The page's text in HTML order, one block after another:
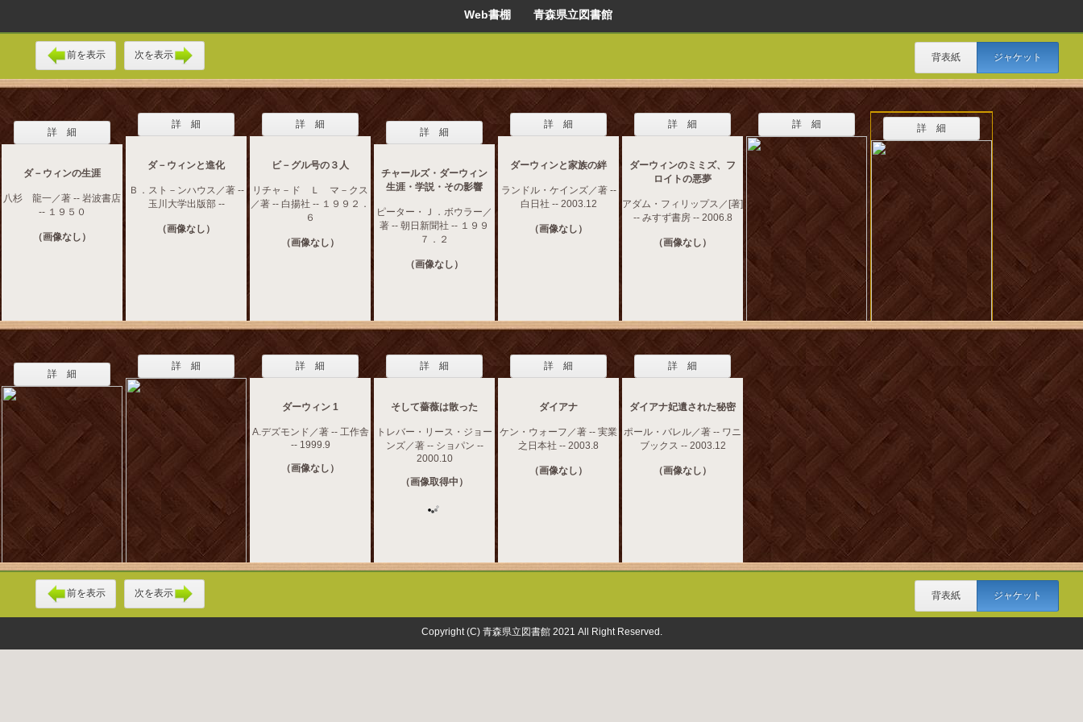
Web書棚 青森県立図書館
前を表示 次を表示 背表紙 ジャケット
詳 細
ダ－ウィンの生涯
八杉 龍一／著 -- 岩波書店
-- １９５０
（画像なし）
詳 細
ダ－ウィンと進化
Ｂ．スト－ンハウス／著 --
玉川大学出版部 --
（画像なし）
詳 細
ビ－グル号の３人
リチャ－ド Ｌ マ－クス
／著 -- 白揚社 -- １９９２．
６
（画像なし）
詳 細
チャールズ・ダーウィン
生涯・学説・その影響
ピーター・Ｊ．ボウラー／
著 -- 朝日新聞社 -- １９９
７．２
（画像なし）
詳 細
ダーウィンと家族の絆
ランドル・ケインズ／著 --
白日社 -- 2003.12
（画像なし）
詳 細
ダーウィンのミミズ、フ
ロイトの悪夢
アダム・フィリップス／[著]
-- みすず書房 -- 2006.8
（画像なし）
詳 細 詳 細
詳 細
詳 細 詳 細
ダーウィン 1
A.デズモンド／著 -- 工作舎
-- 1999.9
（画像なし）
詳 細
そして薔薇は散った
トレバー・リース・ジョー
ンズ／著 -- ショパン --
2000.10
（画像取得中）
詳 細
ダイアナ
ケン・ウォーフ／著 -- 実業
之日本社 -- 2003.8
（画像なし）
詳 細
ダイアナ妃遺された秘密
ポール・バレル／著 -- ワニ
ブックス -- 2003.12
（画像なし）
前を表示 次を表示 背表紙 ジャケット
Copyright (C) 青森県立図書館 2021 All Right Reserved.